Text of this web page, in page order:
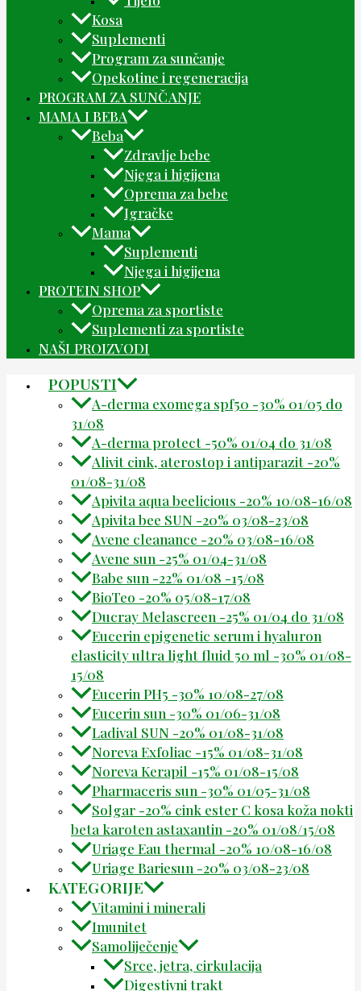
Kosa
Suplementi
Program za sunčanje
Opekotine i regeneracija
PROGRAM ZA SUNČANJE
MAMA I BEBA
Beba
Zdravlje bebe
Njega i higijena
Oprema za bebe
Igračke
Mama
Suplementi
Njega i higijena
PROTEIN SHOP
Oprema za sportiste
Suplementi za sportiste
NAŠI PROIZVODI
POPUSTI
A-derma exomega spf50 -30% 01/05 do
31/08
A-derma protect -50% 01/04 do 31/08
Alivit cink, aterostop i antiparazit -20%
01/08-31/08
Apivita aqua beelicious -20% 10/08-16/08
Apivita bee SUN -20% 03/08-23/08
Avene cleanance -20% 03/08-16/08
Avene sun -25% 01/04-31/08
Babe sun -22% 01/08 -15/08
BioTeo -20% 05/08-17/08
Ducray Melascreen -25% 01/04 do 31/08
Eucerin epigenetic serum i hyaluron
elasticity ultra light fluid 50 ml -30% 01/08-
15/08
Eucerin PH5 -30% 10/08-27/08
Eucerin sun -30% 01/06-31/08
Ladival SUN -20% 01/08-31/08
Noreva Exfoliac -15% 01/08-31/08
Noreva Kerapil -15% 01/08-15/08
Pharmaceris sun -30% 01/05-31/08
Solgar -20% cink ester C kosa koža nokti
beta karoten astaxantin -20% 01/08/15/08
Uriage Eau thermal -20% 10/08-16/08
Uriage Bariesun -20% 03/08-23/08
KATEGORIJE
Vitamini i minerali
Imunitet
Samoliječenje
Srce, jetra, cirkulacija
Digestivni trakt